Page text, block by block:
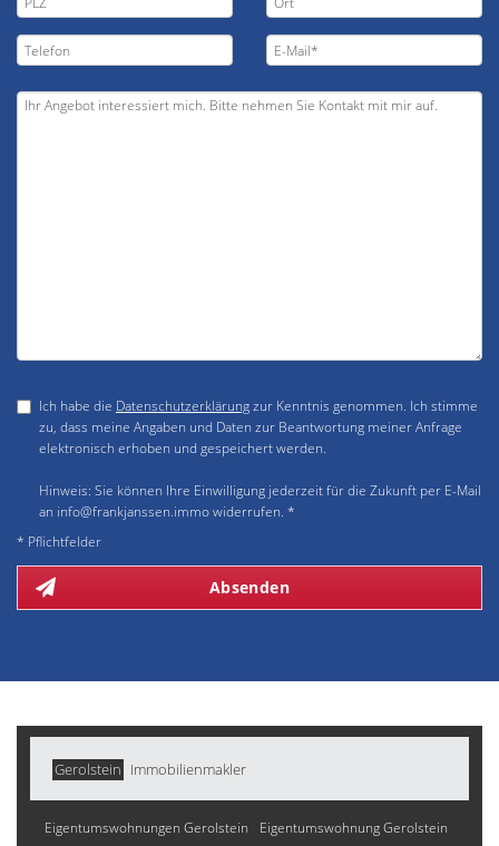
Ich habe die Datenschutzerklärungzur Kenntnis genommen. Ich stimme
zu, dass meine Angaben und Daten zur Beantwortung meiner Anfrage
elektronisch erhoben und gespeichert werden.
Hinweis: Sie können Ihre Einwilligung jederzeit für die Zukunft per E-Mail
an info@frankjanssen.immo widerrufen. *
* Pflichtfelder
Absenden
Gerolstein Immobilienmakler
Eigentumswohnungen Gerolstein
Eigentumswohnung Gerolstein